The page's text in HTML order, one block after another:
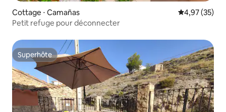
Cottage ⋅ Camañas Évaluation
4,97 (35)
Petit refuge pour déconnecter
Superhôte
Superhôte